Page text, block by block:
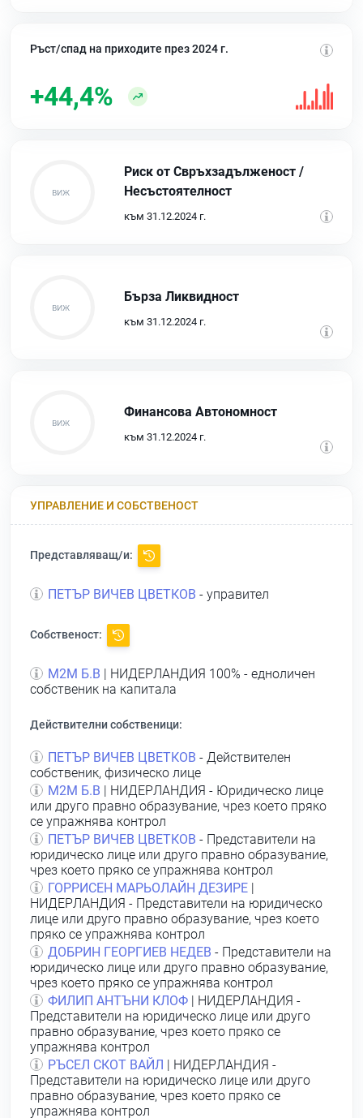
Ръст/спад на приходите през 2024 г.
+44,4%
Риск от Свръхзадълженост /
Несъстоятелност
към 31.12.2024 г.
Бърза Ликвидност
към 31.12.2024 г.
Финансова Автономност
към 31.12.2024 г.
УПРАВЛЕНИЕ И СОБСТВЕНОСТ
Представляващ/и:
ПЕТЪР ВИЧЕВ ЦВЕТКОВ - управител
Собственост:
М2М Б.В | НИДЕРЛАНДИЯ 100% - едноличен
собственик на капитала
Действителни собственици:
ПЕТЪР ВИЧЕВ ЦВЕТКОВ - Действителен
собственик, физическо лице
М2М Б.В | НИДЕРЛАНДИЯ - Юридическо лице
или друго правно образувание, чрез което пряко
се упражнява контрол
ПЕТЪР ВИЧЕВ ЦВЕТКОВ - Представители на
юридическо лице или друго правно образувание,
чрез което пряко се упражнява контрол
ГОРРИСЕН МАРЬОЛАЙН ДЕЗИРЕ
НИДЕРЛАНДИЯ - Представители на юридическо
лице или друго правно образувание, чрез което
пряко се упражнява контрол
ДОБРИН ГЕОРГИЕВ НЕДЕВ - Представители на
юридическо лице или друго правно образувание,
чрез което пряко се упражнява контрол
ФИЛИП АНТЪНИ КЛОФ | НИДЕРЛАНДИЯ -
Представители на юридическо лице или друго
правно образувание, чрез което пряко се
упражнява контрол
РЪСЕЛ СКОТ ВАЙЛ
| НИДЕРЛАНДИЯ -
Представители на юридическо лице или друго
правно образувание, чрез което пряко се
упражнява контрол